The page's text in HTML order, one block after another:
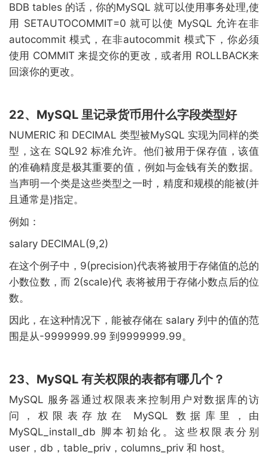
BDB tables 的话，你的MySQL 就可以使用事务处理,使
用 SETAUTOCOMMIT=0 就可以使 MySQL 允许在非
autocommit 模式，在非autocommit 模式下，你必须
使用 COMMIT 来提交你的更改，或者用 ROLLBACK来
回滚你的更改。
22、MySQL 里记录货币用什么字段类型好
NUMERIC 和 DECIMAL 类型被MySQL 实现为同样的类
型，这在 SQL92 标准允许。他们被用于保存值，该值
的准确精度是极其重要的值，例如与金钱有关的数据。
当声明一个类是这些类型之一时，精度和规模的能被(并
且通常是)指定。
例如：
salary DECIMAL(9,2)
在这个例子中，9(precision)代表将被用于存储值的总的
小数位数，而 2(scale)代 表将被用于存储小数点后的位
数。
因此，在这种情况下，能被存储在 salary 列中的值的范
围是从-9999999.99 到9999999.99。
23、MySQL 有关权限的表都有哪几个？
MySQL 服务器通过权限表来控制用户对数据库的访
问，权限表存放在 MySQL 数据库里，由
MySQL_install_db 脚本初始化。这些权限表分别
user，db，table_priv，columns_priv 和 host。